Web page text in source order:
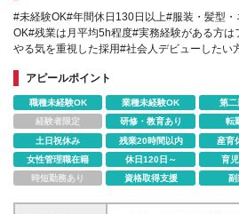
#未経験OK#年間休日130日以上#服装・髪型
OK#残業は月平均5h程度#実務経験がある方は
やる気を重視した採用#社会人デビューしたい
アピールポイント
職種未経験OK 業種未経験OK 第二
経験者限定
研修・教育あり 転
土日祝休み
残業20時間以内 産育
女性管理職在籍
休日120日～ 育
時短勤務あり
資格取得支援 副